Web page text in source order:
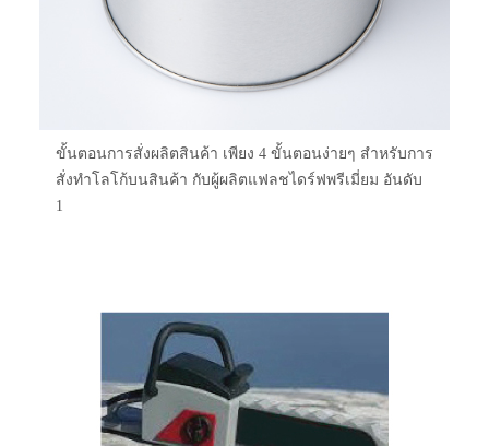
ขั้นตอนการสั่งผลิตสินค้า เพียง 4 ขั้นตอนง่ายๆ สำหรับการ
สั่งทำโลโก้บนสินค้า กับผู้ผลิตแฟลชไดร์ฟพรีเมี่ยม อันดับ
1